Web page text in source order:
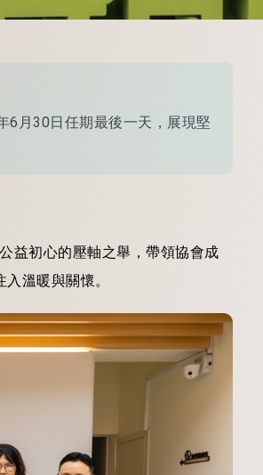
6月30日任期最後一天，展現堅
益初心的壓軸之舉，帶領協會成
溫暖與關懷。